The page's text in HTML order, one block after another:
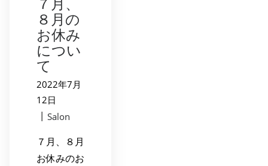
７月、
８月の
お休み
につい
て
2022年7月
12日
| Salon
７月、８月
お休みのお